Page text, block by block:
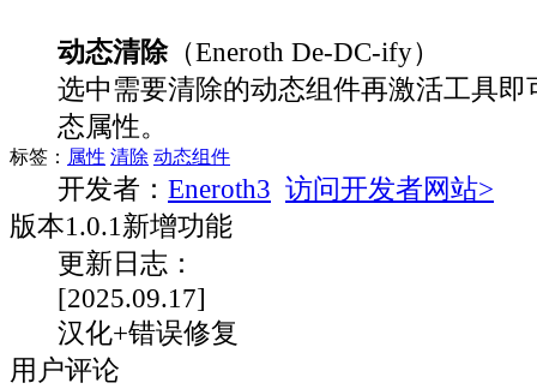
动态清除（Eneroth De-DC-ify）
选中需要清除的动态组件再激活工具即
态属性。
标签： 属性 清除 动态组件
开发者： Eneroth3 访问开发者网站>
版本1.0.1 新增功能
更新日志：
[2025.09.17]
汉化+错误修复
用户评论